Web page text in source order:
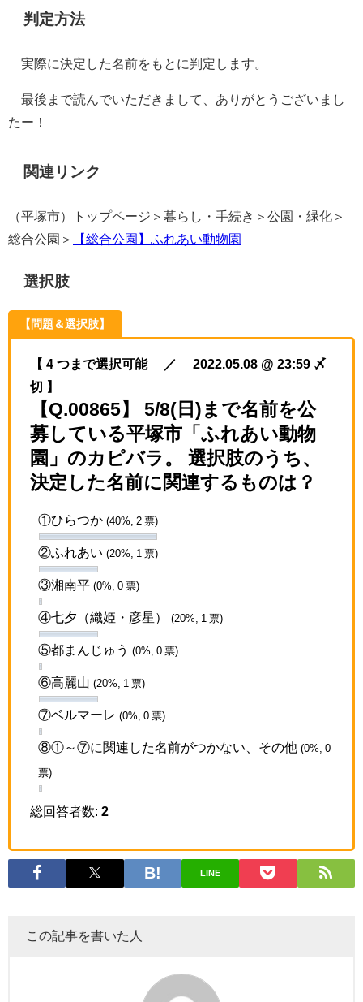
判定方法
実際に決定した名前をもとに判定します。
最後まで読んでいただきまして、ありがとうございまし
たー！
関連リンク
（平塚市）トップページ＞暮らし・手続き＞公園・緑化＞
総合公園＞
【総合公園】ふれあい動物園
選択肢
【問題＆選択肢】
【 4 つまで選択可能 ／ 2022.05.08 @ 23:59 〆
切 】
【Q.00865】 5/8(日)まで名前を公
募している平塚市「ふれあい動物
園」のカピバラ。 選択肢のうち、
決定した名前に関連するものは？
①ひらつか (40%, 2 票)
②ふれあい (20%, 1 票)
③湘南平 (0%, 0 票)
④七夕（織姫・彦星） (20%, 1 票)
⑤都まんじゅう (0%, 0 票)
⑥高麗山 (20%, 1 票)
⑦ベルマーレ (0%, 0 票)
⑧①～⑦に関連した名前がつかない、その他 (0%, 0
票)
総回答者数: 2
LINE
この記事を書いた人